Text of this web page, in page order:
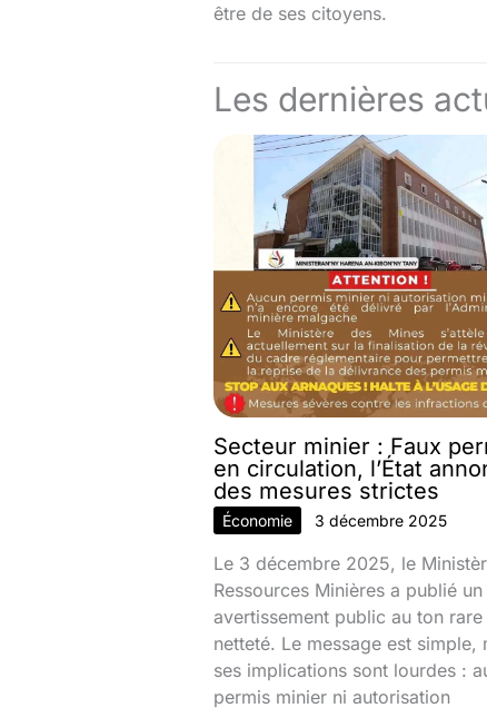
être de ses citoyens.
Les dernières
Secteur minier : Faux
en circulation, l’État
des mesures strictes
Économie 3 décembre 2025
Le 3 décembre 2025, le
Ressources Minières a publié un
avertissement public au ton rare
netteté. Le message est simple,
ses implications sont lourdes :
permis minier ni autorisation